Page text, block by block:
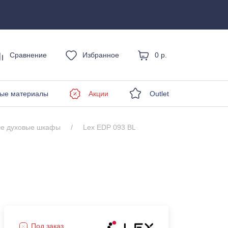
Сравнение Избранное 0 р.
материалы Акции Outlet
духовые шкафы Lex EDP 093 BL
Под заказ